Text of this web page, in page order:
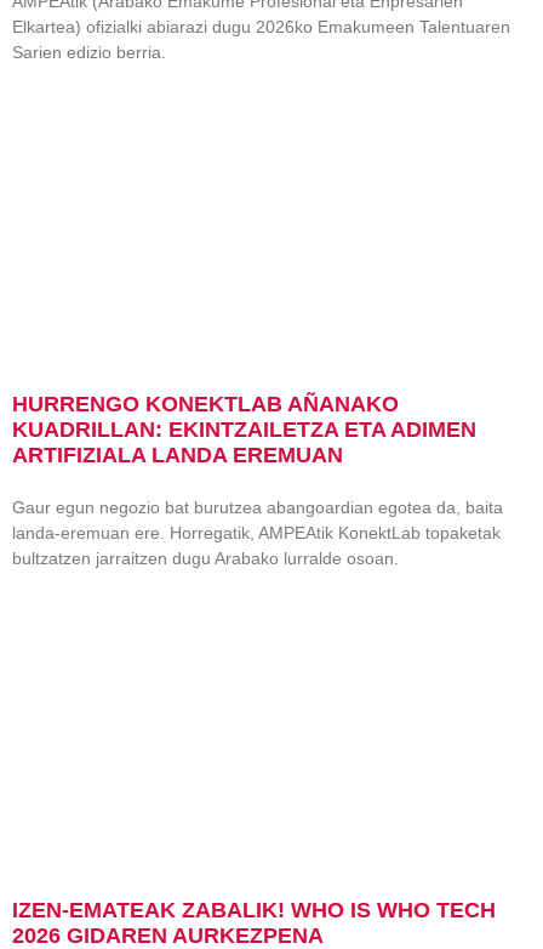
Elkartea) ofizialki abiarazi dugu 2026ko Emakumeen Talentuaren
Sarien edizio berria.
HURRENGO KONEKTLAB AÑANAKO
KUADRILLAN: EKINTZAILETZA ETA ADIMEN
ARTIFIZIALA LANDA EREMUAN
Gaur egun negozio bat burutzea abangoardian egotea da, baita
landa-eremuan ere. Horregatik, AMPEAtik KonektLab topaketak
bultzatzen jarraitzen dugu Arabako lurralde osoan.
IZEN-EMATEAK ZABALIK! WHO IS WHO TECH
2026 GIDAREN AURKEZPENA